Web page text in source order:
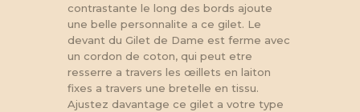
contrastante le long des bords ajoute
une belle personnalite a ce gilet. Le
devant du Gilet de Dame est ferme avec
un cordon de coton, qui peut etre
resserre a travers les œillets en laiton
fixes a travers une bretelle en tissu.
Ajustez davantage ce gilet a votre type